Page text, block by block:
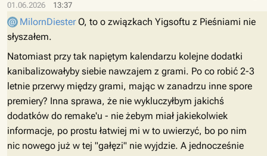
01.06.2026 13:37
MilornDiesterO, to o związkach Yigsoftu z Pieśniami nie
słyszałem.
Natomiast przy tak napiętym kalendarzu kolejne dodatki
kanibalizowałyby siebie nawzajem z grami. Po co robić 2-3
letnie przerwy między grami, mając w zanadrzu inne spore
premiery? Inna sprawa, że nie wykluczyłbym jakichś
dodatków do remake'u - nie żebym miał jakiekolwiek
informacje, po prostu łatwiej mi w to uwierzyć, bo po nim
nic nowego już w tej "gałęzi" nie wyjdzie. A jednocześnie